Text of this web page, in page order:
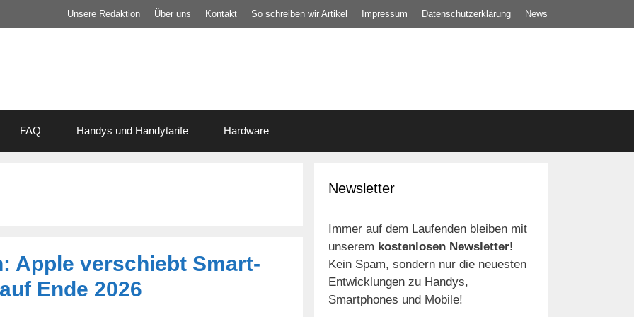
Unsere Redaktion Über uns Kontakt So schreiben wir Artikel Impressum Datenschutz­erklärung News
FAQ Handys und Handytarife Hardware
Apple verschiebt Smart-
Ende 2026
Newsletter
Immer auf dem Laufenden bleiben mit
unserem kostenlosen Newsletter!
Kein Spam, sondern nur die neuesten
Entwicklungen zu Handys,
Smartphones und Mobile!